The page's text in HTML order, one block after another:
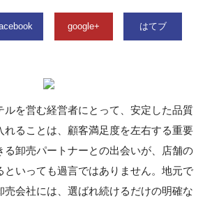
google+ はてブ
ルを営む経営者にとって、安定した品質
れることは、顧客満足度を左右する重要
る卸売パートナーとの出会いが、店舗の
といっても過言ではありません。地元で
売会社には、選ばれ続けるだけの明確な